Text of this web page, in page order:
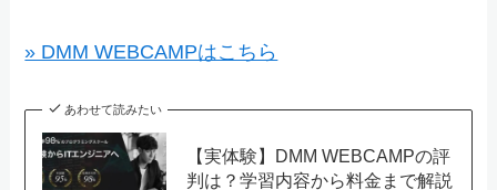
» DMM WEBCAMPはこちら
あわせて読みたい
【実体験】DMM WEBCAMPの評
判は？学習内容から料金まで解説